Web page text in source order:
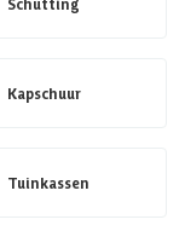
Kapschuur
Tuinkassen